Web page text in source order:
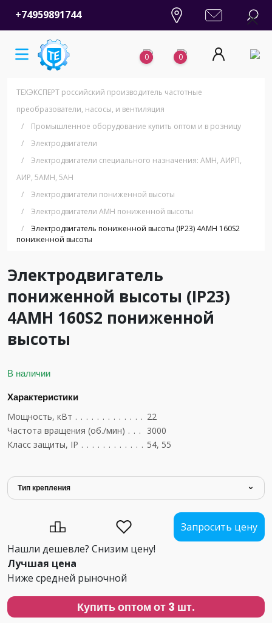
+74959891744
0 0
ТЕХЭКСПЕРТ российский производитель частотные
преобразователи, насосы, и вентиляция
/
Промышленное оборудование купить оптом и в розницу
/
Электродвигатели
/
Электродвигатели специального назначения: АМН, АИРП,
АИР, 5АМН, 5АН
/
Электродвигатели пониженной высоты
/
Электродвигатели АМН пониженной высоты
/
Электродвигатель пониженной высоты (IP23) 4АМН 160S2
пониженной высоты
Электродвигатель
пониженной высоты (IP23)
4АМН 160S2 пониженной
высоты
В наличии
Характеристики
Мощность, кВт
22
Частота вращения (об./мин)
3000
Класс защиты, IP
54, 55
Тип крепления
Запросить цену
Нашли дешевле? Снизим цену!
Лучшая цена
Ниже средней рыночной
Купить оптом от 3 шт.